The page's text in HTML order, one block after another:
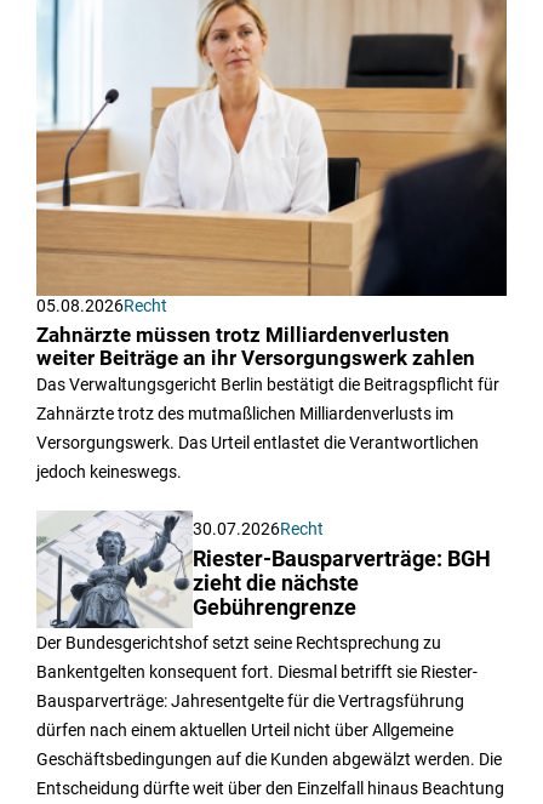
05.08.2026Recht
Zahnärzte müssen trotz Milliardenverlusten
weiter Beiträge an ihr Versorgungswerk zahlen
Das Verwaltungsgericht Berlin bestätigt die Beitragspflicht für
Zahnärzte trotz des mutmaßlichen Milliardenverlusts im
Versorgungswerk. Das Urteil entlastet die Verantwortlichen
jedoch keineswegs.
30.07.2026Recht
Riester-Bausparverträge: BGH
zieht die nächste
Gebührengrenze
Der Bundesgerichtshof setzt seine Rechtsprechung zu
Bankentgelten konsequent fort. Diesmal betrifft sie Riester-
Bausparverträge: Jahresentgelte für die Vertragsführung
dürfen nach einem aktuellen Urteil nicht über Allgemeine
Geschäftsbedingungen auf die Kunden abgewälzt werden. Die
Entscheidung dürfte weit über den Einzelfall hinaus Beachtung